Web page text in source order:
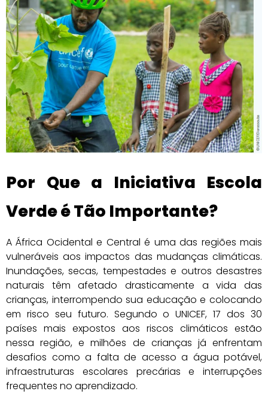
Por Que a Iniciativa Escola
Verde é Tão Importante?
A África Ocidental e Central é uma das regiões mais
vulneráveis aos impactos das mudanças climáticas.
Inundações, secas, tempestades e outros desastres
naturais têm afetado drasticamente a vida das
crianças, interrompendo sua educação e colocando
em risco seu futuro. Segundo o UNICEF, 17 dos 30
países mais expostos aos riscos climáticos estão
nessa região, e milhões de crianças já enfrentam
desafios como a falta de acesso a água potável,
infraestruturas escolares precárias e interrupções
frequentes no aprendizado.